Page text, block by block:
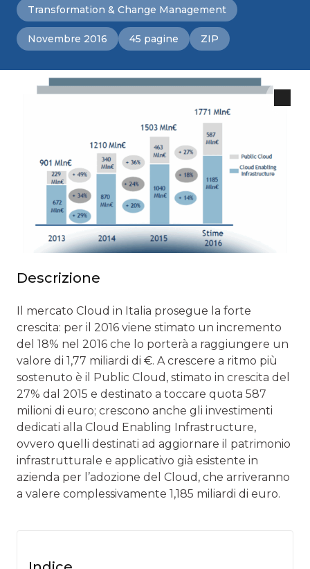
Transformation & Change Management
Novembre 2016 45 pagine ZIP
Descrizione
Il mercato Cloud in Italia prosegue la forte
crescita: per il 2016 viene stimato un incremento
del 18% nel 2016 che lo porterà a raggiungere un
valore di 1,77 miliardi di €. A crescere a ritmo più
sostenuto è il Public Cloud, stimato in crescita del
27% dal 2015 e destinato a toccare quota 587
milioni di euro; crescono anche gli investimenti
dedicati alla Cloud Enabling Infrastructure,
ovvero quelli destinati ad aggiornare il patrimonio
infrastrutturale e applicativo già esistente in
azienda per l’adozione del Cloud, che arriveranno
a valere complessivamente 1,185 miliardi di euro.